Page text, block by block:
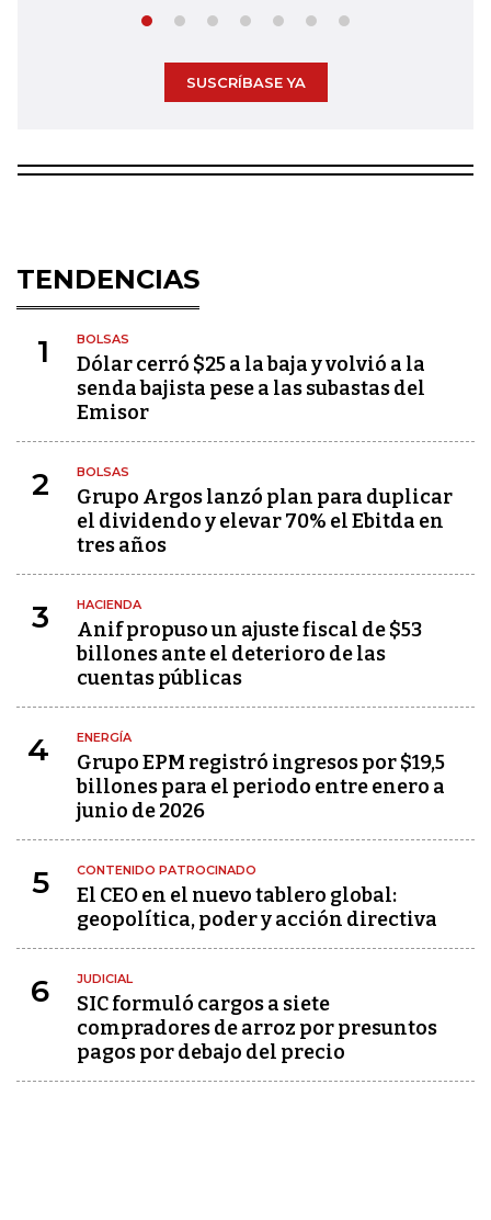
SUSCRÍBASE YA
TENDENCIAS
1 BOLSAS
Dólar cerró $25 a la baja y volvió a la
senda bajista pese a las subastas del
Emisor
2 BOLSAS
Grupo Argos lanzó plan para duplicar
el dividendo y elevar 70% el Ebitda en
tres años
3 HACIENDA
Anif propuso un ajuste fiscal de $53
billones ante el deterioro de las
cuentas públicas
4 ENERGÍA
Grupo EPM registró ingresos por $19,5
billones para el periodo entre enero a
junio de 2026
5 CONTENIDO PATROCINADO
El CEO en el nuevo tablero global:
geopolítica, poder y acción directiva
6 JUDICIAL
SIC formuló cargos a siete
compradores de arroz por presuntos
pagos por debajo del precio